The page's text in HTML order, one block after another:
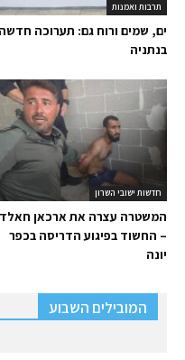
תרבות ואמנות
ים, שמים ורוח גם: תערוכה חדשה
בנתניה
חדשות ישובי השרון
המשטרה עצרה את ארכאן חאלד
– החשוד בפיגוע הדריסה בכפר
יונה
המובילים השבוע